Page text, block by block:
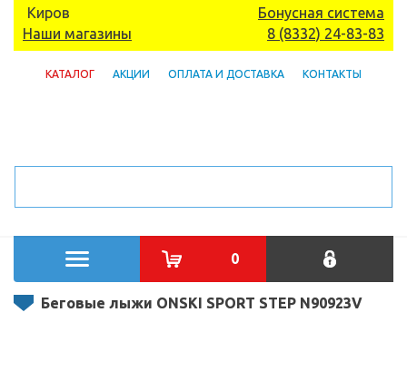
Киров
Наши магазины
Бонусная система
8 (8332) 24-83-83
КАТАЛОГ АКЦИИ ОПЛАТА И ДОСТАВКА КОНТАКТЫ
0
Беговые лыжи ONSKI SPORT STEP N90923V